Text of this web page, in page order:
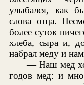
улыбался, как
слова отца.
более суток
хлеба, сыра и,
набрал меду и
— Наш мед
годов мед: и